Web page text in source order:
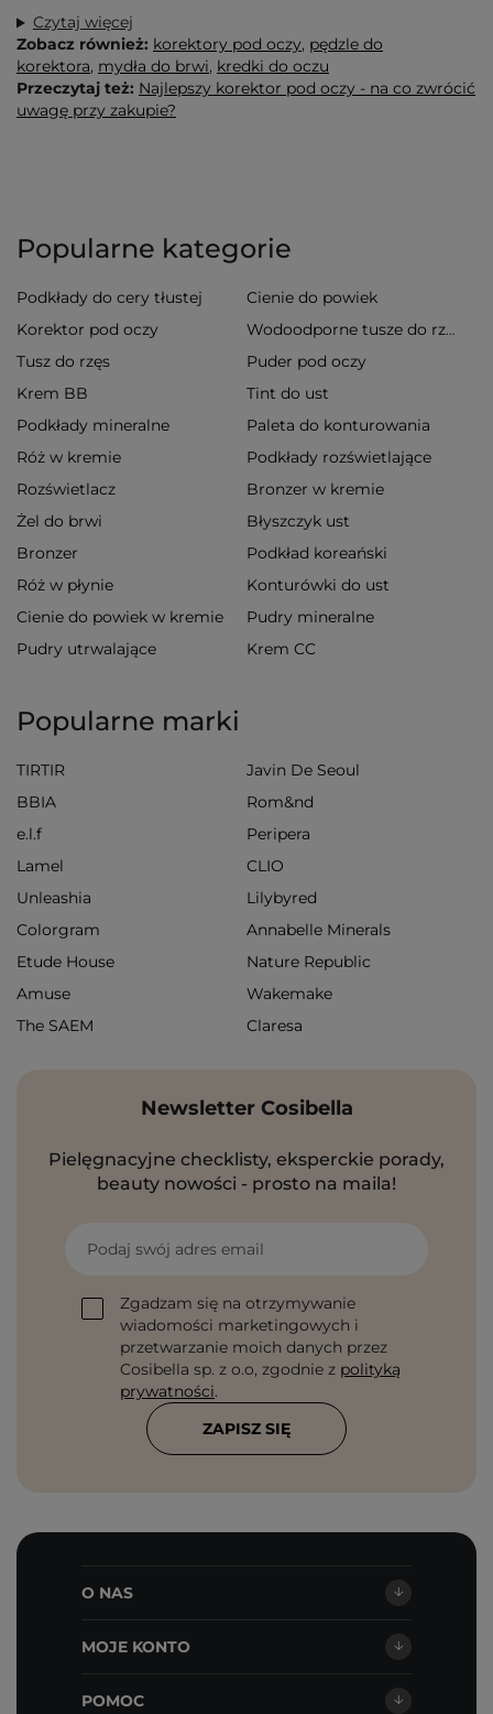
Czytaj więcej
Zobacz również: korektory pod oczy, pędzle do
korektora, mydła do brwi, kredki do oczu
Przeczytaj też: Najlepszy korektor pod oczy - na co zwrócić
uwagę przy zakupie?
Popularne kategorie
Podkłady do cery tłustej
Cienie do powiek
Korektor pod oczy
Wodoodporne tusze do rzęs
Tusz do rzęs
Puder pod oczy
Krem BB
Tint do ust
Podkłady mineralne
Paleta do konturowania
Róż w kremie
Podkłady rozświetlające
Rozświetlacz
Bronzer w kremie
Żel do brwi
Błyszczyk ust
Bronzer
Podkład koreański
Róż w płynie
Konturówki do ust
Cienie do powiek w kremie
Pudry mineralne
Pudry utrwalające
Krem CC
Popularne marki
TIRTIR
Javin De Seoul
BBIA
Rom&nd
e.l.f
Peripera
Lamel
CLIO
Unleashia
Lilybyred
Colorgram
Annabelle Minerals
Etude House
Nature Republic
Amuse
Wakemake
The SAEM
Claresa
Newsletter Cosibella
Pielęgnacyjne checklisty, eksperckie porady,
beauty nowości - prosto na maila!
Podaj swój adres email
Zgadzam się na otrzymywanie
wiadomości marketingowych i
przetwarzanie moich danych przez
Cosibella sp. z o.o, zgodnie z polityką
prywatności.
ZAPISZ SIĘ
O NAS
MOJE KONTO
POMOC